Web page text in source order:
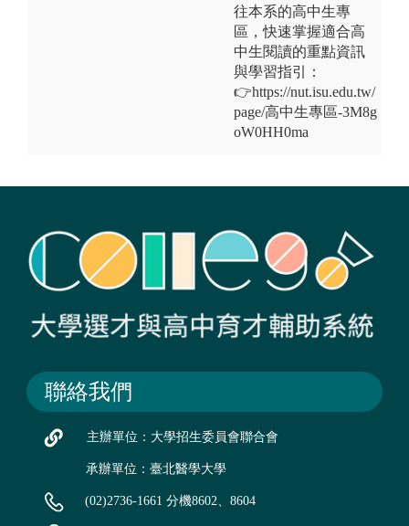
往本系的高中生專
區，快速掌握適合高
中生閱讀的重點資訊
與學習指引：
👉https://nut.isu.edu.tw/
page/高中生專區-3M8g
oW0HH0ma
聯絡我們
主辦單位：大學招生委員會聯合會
承辦單位：臺北醫學大學
(02)2736-1661 分機8602、8604